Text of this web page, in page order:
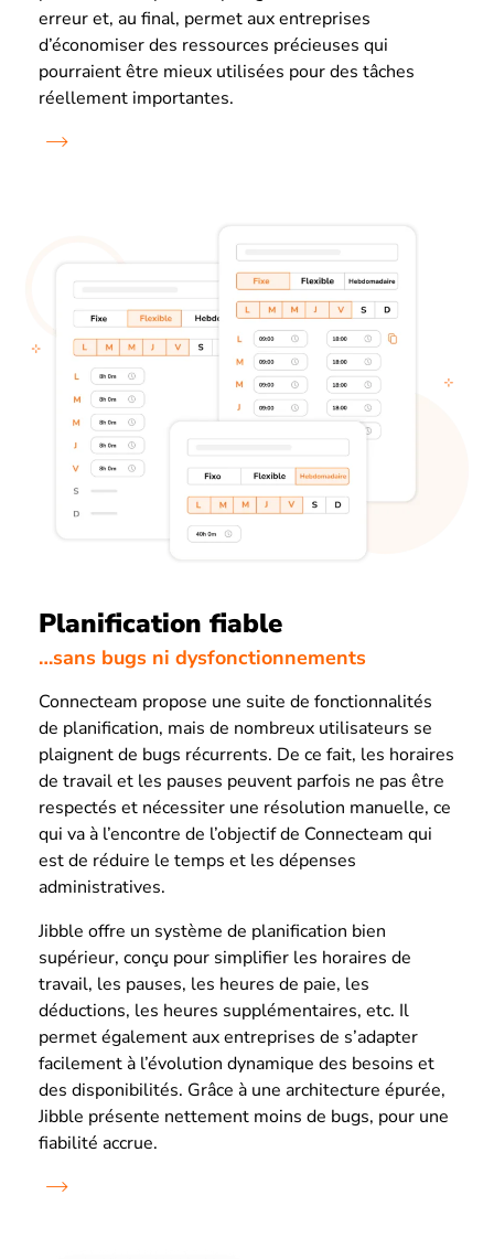
erreur et, au final, permet aux entreprises
d’économiser des ressources précieuses qui
pourraient être mieux utilisées pour des tâches
réellement importantes.
Planification fiable
…sans bugs ni dysfonctionnements
Connecteam propose une suite de fonctionnalités
de planification, mais de nombreux utilisateurs se
plaignent de bugs récurrents. De ce fait, les horaires
de travail et les pauses peuvent parfois ne pas être
respectés et nécessiter une résolution manuelle, ce
qui va à l’encontre de l’objectif de Connecteam qui
est de réduire le temps et les dépenses
administratives.
Jibble offre un système de planification bien
supérieur, conçu pour simplifier les horaires de
travail, les pauses, les heures de paie, les
déductions, les heures supplémentaires, etc. Il
permet également aux entreprises de s’adapter
facilement à l’évolution dynamique des besoins et
des disponibilités. Grâce à une architecture épurée,
Jibble présente nettement moins de bugs, pour une
fiabilité accrue.